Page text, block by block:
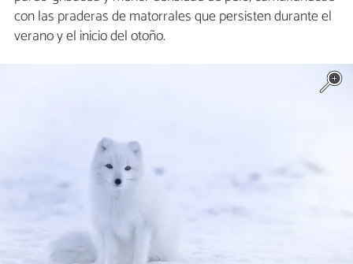
con las praderas de matorrales que persisten durante el
verano y el inicio del otoño.